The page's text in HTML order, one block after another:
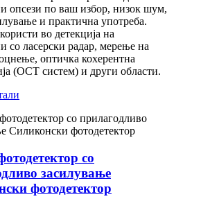
опсези по ваш избор, низок шум,
и практична употреба.
во детекција на
со ласерски радар, мерење на
оптичка кохерентна
(OCT систем) и други области.
со
засилување
фотодетектор